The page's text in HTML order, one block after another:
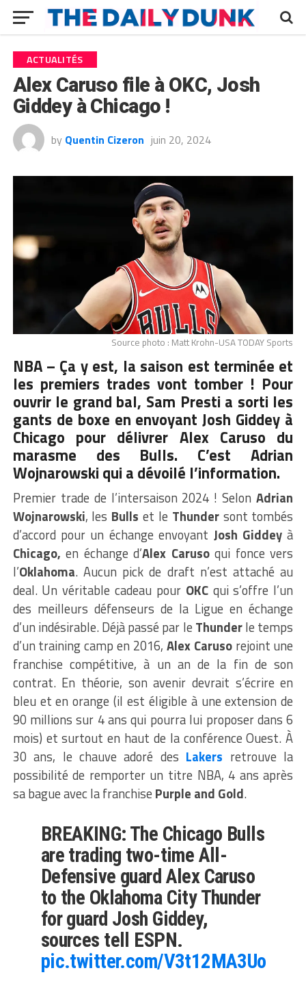
ACTUALITÉS
Alex Caruso file à OKC, Josh
Giddey à Chicago !
by Quentin Cizeron juin 20, 2024
Source photo : Matt Krohn-USA TODAY Sports
NBA – Ça y est, la saison est terminée et
les premiers trades vont tomber ! Pour
ouvrir le grand bal, Sam Presti a sorti les
gants de boxe en envoyant Josh Giddey à
Chicago pour délivrer Alex Caruso du
marasme des Bulls. C’est Adrian
Wojnarowski qui a dévoilé l’information.
Premier trade de l’intersaison 2024 ! SelonAdrian
Wojnarowski, les Bulls et le Thundersont tombés
d’accord pour un échange envoyant Josh Giddeyà
Chicago, en échange d’Alex Carusoqui fonce vers
l’Oklahoma. Aucun pick de draft n’est attaché au
deal. Un véritable cadeau pour OKCqui s’offre l’un
des meilleurs défenseurs de la Ligue en échange
d’un indésirable. Déjà passé par le Thunderle temps
d’un training camp en 2016, Alex Carusorejoint une
franchise compétitive, à un an de la fin de son
contrat. En théorie, son avenir devrait s’écrire en
bleu et en orange (il est éligible à une extension de
90 millions sur 4 ans qui pourra lui proposer dans 6
mois) et surtout en haut de la conférence Ouest. À
30 ans, le chauve adoré des Lakers retrouve la
possibilité de remporter un titre NBA, 4 ans après
sa bague avec la franchise Purple and Gold.
BREAKING: The Chicago Bulls
are trading two-time All-
Defensive guard Alex Caruso
to the Oklahoma City Thunder
for guard Josh Giddey,
sources tell ESPN.
pic.twitter.com/V3t12MA3Uo